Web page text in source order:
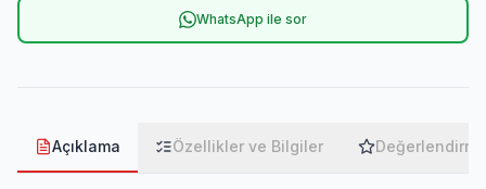
WhatsApp ile sor
Açıklama Özellikler ve Bilgiler